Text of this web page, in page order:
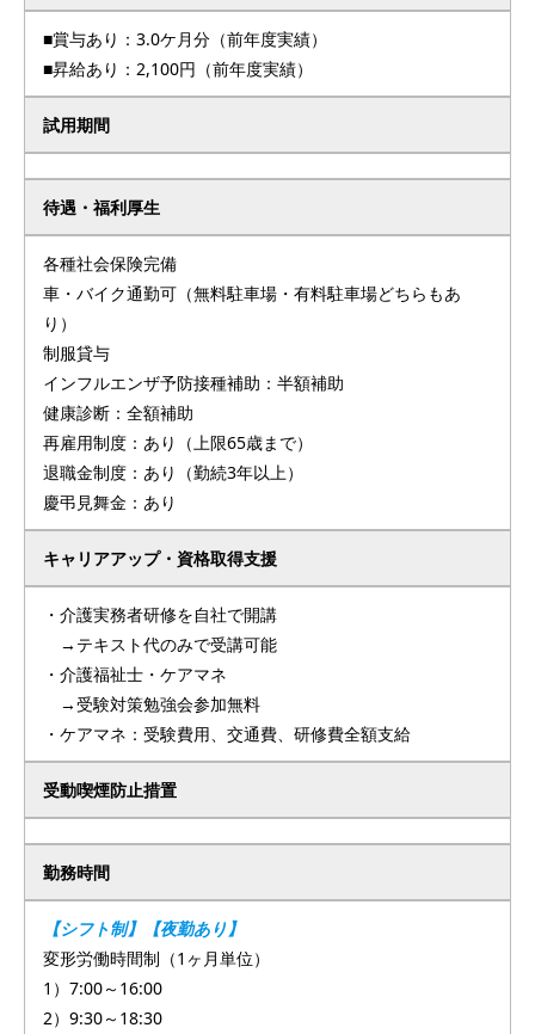
■賞与あり：3.0ケ月分（前年度実績）
■昇給あり：2,100円（前年度実績）
試用期間
待遇・福利厚生
各種社会保険完備
車・バイク通勤可（無料駐車場・有料駐車場どちらもあ
り）
制服貸与
インフルエンザ予防接種補助：半額補助
健康診断：全額補助
再雇用制度：あり（上限65歳まで）
退職金制度：あり（勤続3年以上）
慶弔見舞金：あり
キャリアアップ・資格取得支援
・介護実務者研修を自社で開講
→テキスト代のみで受講可能
・介護福祉士・ケアマネ
→受験対策勉強会参加無料
・ケアマネ：受験費用、交通費、研修費全額支給
受動喫煙防止措置
勤務時間
【シフト制】【夜勤あり】
変形労働時間制（1ヶ月単位）
1）7:00～16:00
2）9:30～18:30